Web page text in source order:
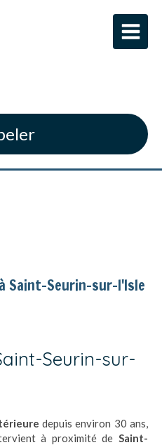
Saint-Seurin-sur-l'Isle
Seurin-sur-
depuis environ 30 ans,
à proximité de Saint-